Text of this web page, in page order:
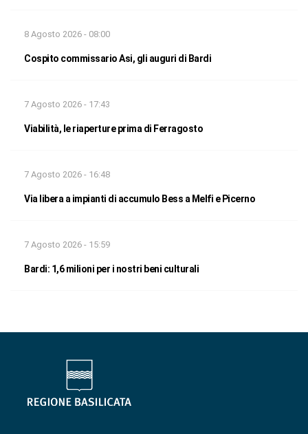
8 Agosto 2026 - 08:00
Cospito commissario Asi, gli auguri di Bardi
7 Agosto 2026 - 17:43
Viabilità, le riaperture prima di Ferragosto
7 Agosto 2026 - 16:48
Via libera a impianti di accumulo Bess a Melfi e Picerno
7 Agosto 2026 - 15:59
Bardi: 1,6 milioni per i nostri beni culturali